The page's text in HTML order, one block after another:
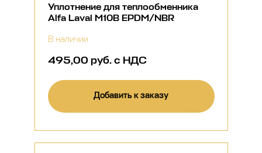
Уплотнение для теплообменника
Alfa Laval M10B EPDM/NBR
В наличии
495,00 руб. с НДС
Добавить к заказу